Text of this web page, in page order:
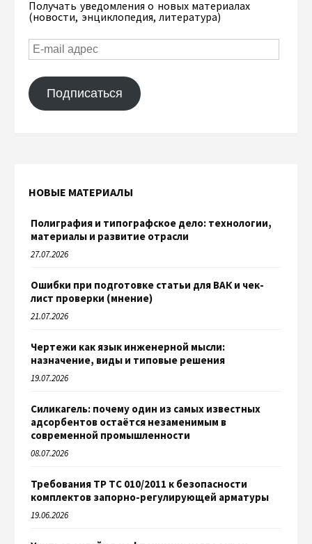
Получать уведомления о новых материалах
(новости, энциклопедия, литература)
Подписаться
НОВЫЕ МАТЕРИАЛЫ
Полиграфия и типографское дело: технологии,
материалы и развитие отрасли
27.07.2026
Ошибки при подготовке статьи для ВАК и чек-
лист проверки (мнение)
21.07.2026
Чертежи как язык инженерной мысли:
назначение, виды и типовые решения
19.07.2026
Силикагель: почему один из самых известных
адсорбентов остаётся незаменимым в
современной промышленности
08.07.2026
Требования ТР ТС 010/2011 к безопасности
комплектов запорно-регулирующей арматуры
19.06.2026